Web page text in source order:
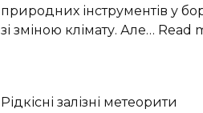
жнив
на
природних інструментів у
зі зміною клімату. Але… Read
Рідкісні залізні метеорити